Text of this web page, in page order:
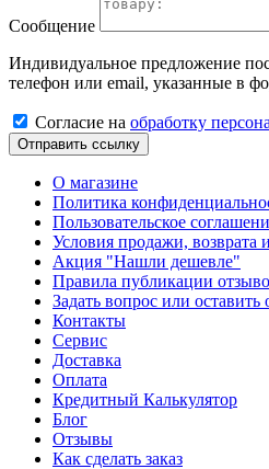
Сообщение
Индивидуальное предложение
телефон или email, указанные в
Cогласиe на обработку
Отправить ссылку
О магазине
Политика
Пользовательское
Условия продажи, возврата
Акция "Нашли дешевле"
Правила публикации
Задать вопрос или оставить
Контакты
Сервис
Доставка
Оплата
Кредитный Калькулятор
Блог
Отзывы
Как сделать заказ